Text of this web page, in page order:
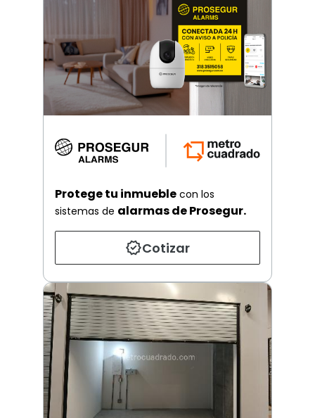
Protege tu inmueble con los
sistemas de alarmas de Prosegur.
Cotizar